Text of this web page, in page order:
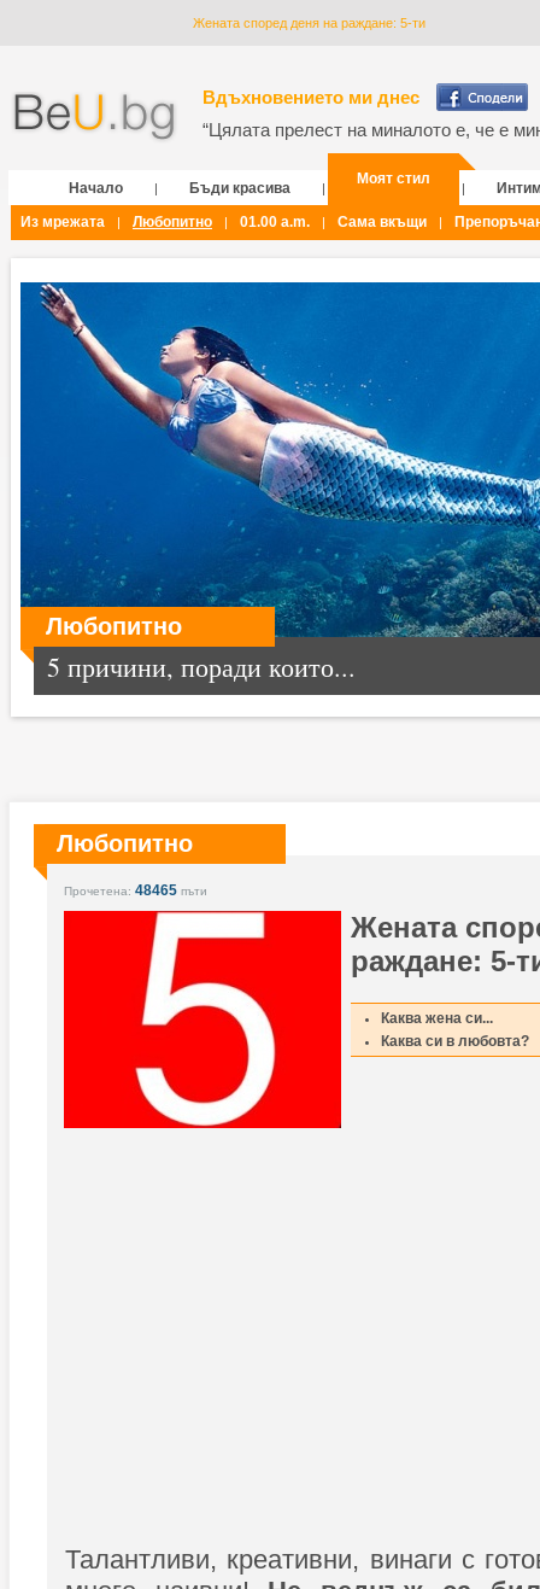
Жената според деня на раждане: 5-ти
Вдъхновението ми днес
“Цялата прелест на миналото е, че е
Начало | Бъди красива |
Моят стил
|
Из мрежата
| Любопитно | 01.00 a.m. | Сама вкъщи |
Любопитно
5 причини, поради които...
Любопитно
Прочетена: 48465 пъти
Жената
раждане: 5-
Каква жена си...
Каква си в любовта?
Талантливи, креативни, винаги с